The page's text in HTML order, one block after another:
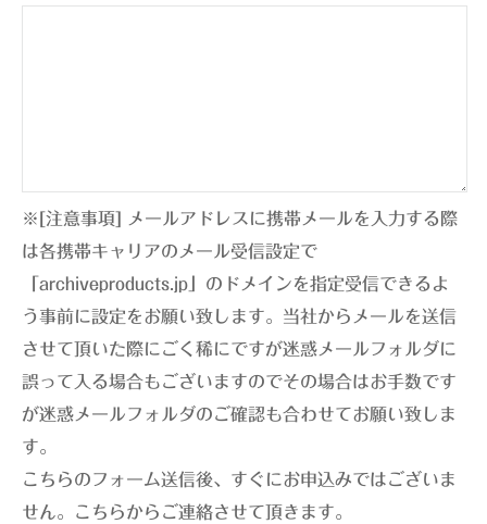
※[注意事項] メールアドレスに携帯メールを入力する際
は各携帯キャリアのメール受信設定で
「archiveproducts.jp」のドメインを指定受信できるよ
う事前に設定をお願い致します。当社からメールを送信
させて頂いた際にごく稀にですが迷惑メールフォルダに
誤って入る場合もございますのでその場合はお手数です
が迷惑メールフォルダのご確認も合わせてお願い致しま
す。
こちらのフォーム送信後、すぐにお申込みではございま
せん。こちらからご連絡させて頂きます。